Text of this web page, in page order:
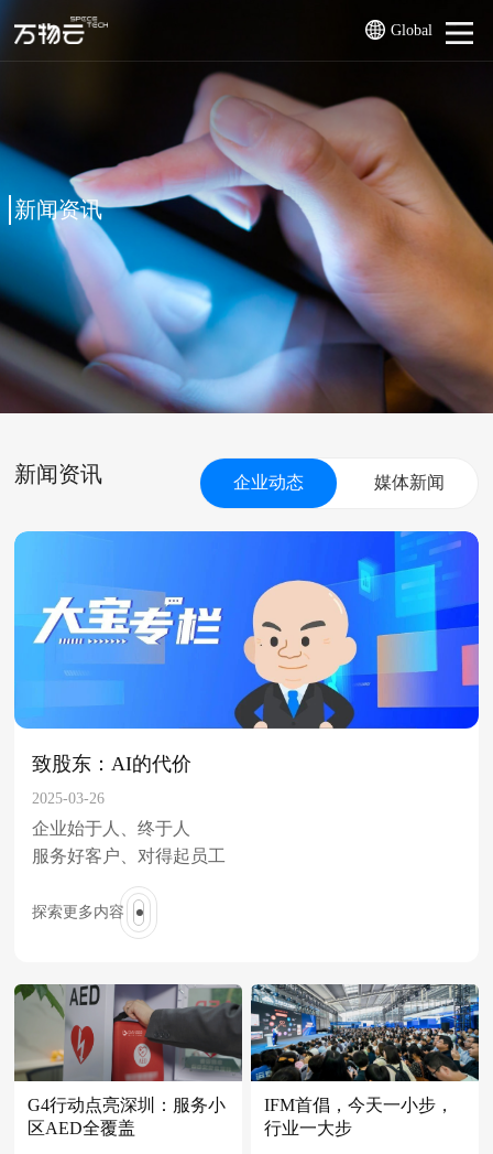
Global
新闻资讯
新闻资讯 企业动态 媒体新闻
致股东：AI的代价
2025-03-26
企业始于人、终于人
服务好客户、对得起员工
探索更多内容
G4行动点亮深圳：服务小
区AED全覆盖
IFM首倡，今天一小步，
行业一大步